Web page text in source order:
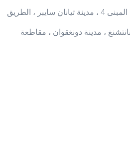
غرفة 307 ، الوحدة 2 ، المبنى 4 ، مدينة تيانان سايبر ، الطريق
1 ، شارع نانتشنغ ، مدينة دونغقوان ، مقاطعة